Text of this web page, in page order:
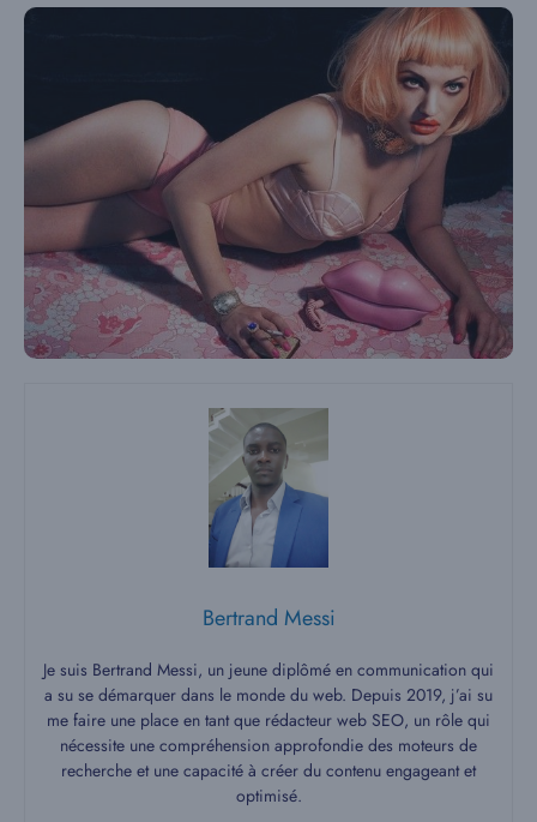
Bertrand Messi
Je suis Bertrand Messi, un jeune diplômé en communication qui
a su se démarquer dans le monde du web. Depuis 2019, j’ai su
me faire une place en tant que rédacteur web SEO, un rôle qui
nécessite une compréhension approfondie des moteurs de
recherche et une capacité à créer du contenu engageant et
optimisé.